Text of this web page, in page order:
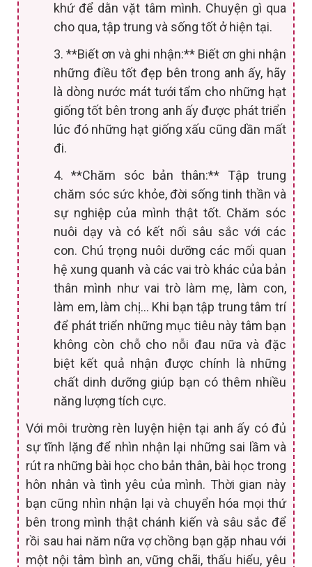
khứ để dằn vặt tâm mình. Chuyện gì qua
cho qua, tập trung và sống tốt ở hiện tại.
3. **Biết ơn và ghi nhận:** Biết ơn ghi nhận
những điều tốt đẹp bên trong anh ấy, hãy
là dòng nước mát tưới tẩm cho những hạt
giống tốt bên trong anh ấy được phát triển
lúc đó những hạt giống xấu cũng dần mất
đi.
4. **Chăm sóc bản thân:** Tập trung
chăm sóc sức khỏe, đời sống tinh thần và
sự nghiệp của mình thật tốt. Chăm sóc
nuôi dạy và có kết nối sâu sắc với các
con. Chú trọng nuôi dưỡng các mối quan
hệ xung quanh và các vai trò khác của bản
thân mình như vai trò làm mẹ, làm con,
làm em, làm chị… Khi bạn tập trung tâm trí
để phát triển những mục tiêu này tâm bạn
không còn chỗ cho nỗi đau nữa và đặc
biệt kết quả nhận được chính là những
chất dinh dưỡng giúp bạn có thêm nhiều
năng lượng tích cực.
Với môi trường rèn luyện hiện tại anh ấy có đủ
sự tĩnh lặng để nhìn nhận lại những sai lầm và
rút ra những bài học cho bản thân, bài học trong
hôn nhân và tình yêu của mình. Thời gian này
bạn cũng nhìn nhận lại và chuyển hóa mọi thứ
bên trong mình thật chánh kiến và sâu sắc để
rồi sau hai năm nữa vợ chồng bạn gặp nhau với
một nội tâm bình an, vững chãi, thấu hiểu, yêu